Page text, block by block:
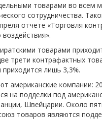
товарами во всем
сотрудничества.
отчете «Торговля
товарами
трети контрафактных
лишь 3,3%.
американские компании:
на подделки под
Швейцарии. Около
товаров являются